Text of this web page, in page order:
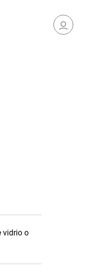
vidrio o